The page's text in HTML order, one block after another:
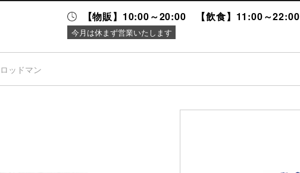
【物販】10:00～20:00 【飲食】11:00～22:00
今月は休まず営業いたします
ニュース＆
イベント
ッドマン